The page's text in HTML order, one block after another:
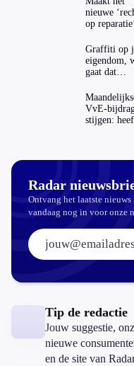
nieuwe
op
echt
Graffiti op
eigendom,
gaat dat
VvE-
stijgen:
Radar
Ontvang het laatste
vandaag nog in voor onze
E-mailadres:
Tip de redactie
Jouw suggestie,
nieuwe
en de site van